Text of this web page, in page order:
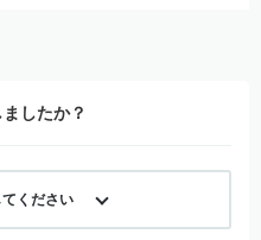
したか？
ください